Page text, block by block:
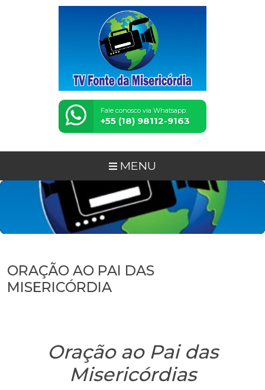
Fale conosco via Whatsapp:
+55 (18) 98112-9163
MENU
ORAÇÃO AO PAI DAS
MISERICÓRDIA
Oração ao Pai das
Misericórdias